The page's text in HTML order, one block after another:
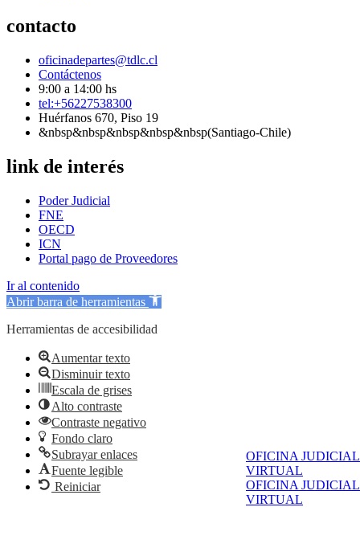
OFICINA JUDICIAL
VIRTUAL
OFICINA JUDICIAL
VIRTUAL
contacto
oficinadepartes@tdlc.cl
Contáctenos
9:00 a 14:00 hs
tel:+56227538300
Huérfanos 670, Piso 19
&nbsp&nbsp&nbsp&nbsp&nbsp(Santiago-Chile)
link de interés
Poder Judicial
FNE
OECD
ICN
Portal pago de Proveedores
Ir al contenido
Abrir barra de herramientas
Herramientas de accesibilidad
Aumentar texto
Disminuir texto
Escala de grises
Alto contraste
Contraste negativo
Fondo claro
Subrayar enlaces
Fuente legible
Reiniciar